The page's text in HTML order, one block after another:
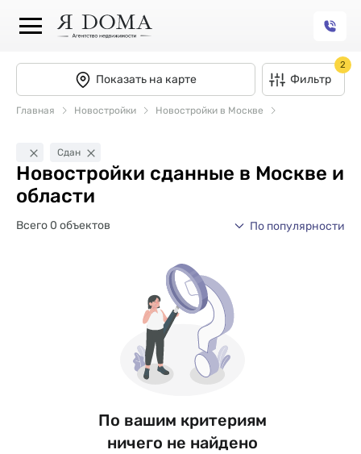
Показать на карте Фильтр
2
Главная Новостройки Новостройки в Москве
Сдан
Новостройки сданные в Москве и
области
Всего 0 объектов По популярности
По вашим критериям
ничего не найдено